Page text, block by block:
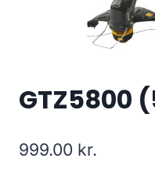
GTZ5800
999.00 kr.